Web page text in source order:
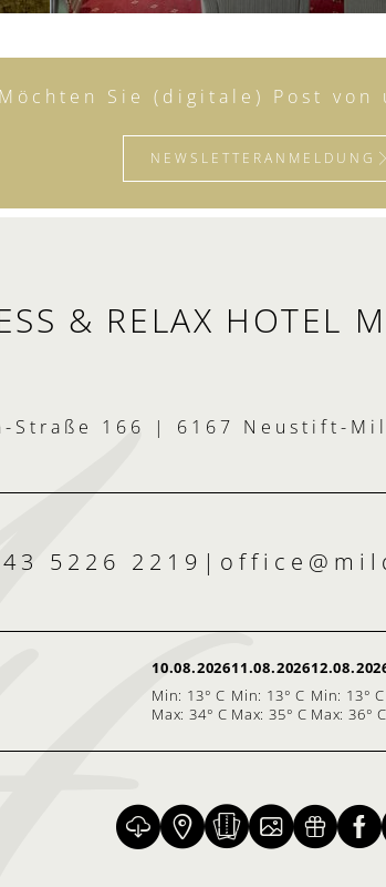
Möchten Sie (digitale) Post von
NEWSLETTERANMELDUNG
& RELAX HOTEL
Straße 166 | 6167 Neustift-
5226 2219 | office@
10.08.2026
Min: 13° C
Max: 34° C
11.08.2026
Min: 13° C
Max: 35° C
Min: 13° C
Max: 36° C